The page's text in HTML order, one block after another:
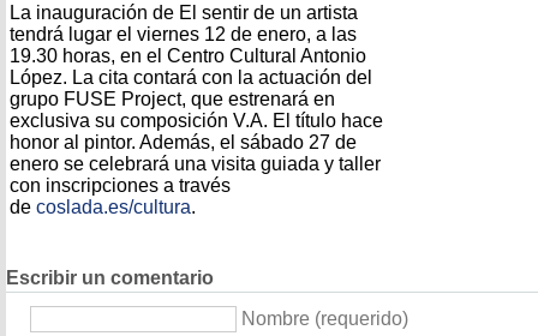
La inauguración de El sentir de un artista
tendrá lugar el viernes 12 de enero, a las
19.30 horas, en el Centro Cultural Antonio
López. La cita contará con la actuación del
grupo FUSE Project, que estrenará en
exclusiva su composición V.A. El título hace
honor al pintor. Además, el sábado 27 de
enero se celebrará una visita guiada y taller
con inscripciones a través
de coslada.es/cultura.
Escribir un comentario
Nombre (requerido)